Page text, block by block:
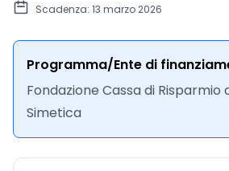
Scadenza: 13 marzo 2026
Programma/Ente di
Fondazione Cassa di Risparmio
Simetica